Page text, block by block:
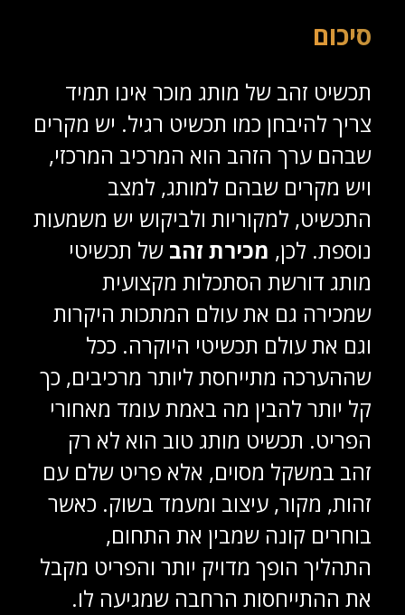
סיכום
תכשיט זהב של מותג מוכר אינו תמיד
צריך להיבחן כמו תכשיט רגיל. יש מקרים
שבהם ערך הזהב הוא המרכיב המרכזי,
ויש מקרים שבהם למותג, למצב
התכשיט, למקוריות ולביקוש יש משמעות
נוספת. לכן, מכירת זהב של תכשיטי
מותג דורשת הסתכלות מקצועית
שמכירה גם את עולם המתכות היקרות
וגם את עולם תכשיטי היוקרה. ככל
שההערכה מתייחסת ליותר מרכיבים, כך
קל יותר להבין מה באמת עומד מאחורי
הפריט. תכשיט מותג טוב הוא לא רק
זהב במשקל מסוים, אלא פריט שלם עם
זהות, מקור, עיצוב ומעמד בשוק. כאשר
בוחרים קונה שמבין את התחום,
התהליך הופך מדויק יותר והפריט מקבל
את ההתייחסות הרחבה שמגיעה לו.